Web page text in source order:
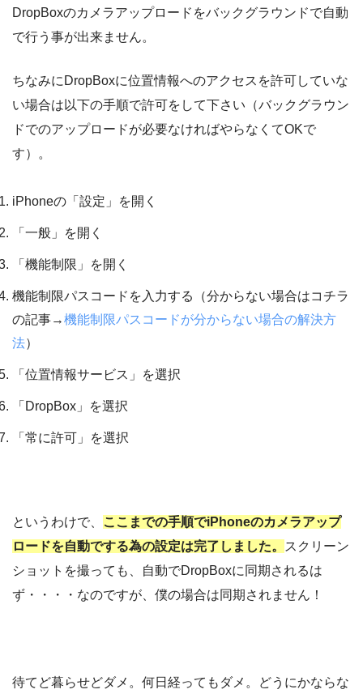
DropBoxのカメラアップロードをバックグラウンドで自動
で行う事が出来ません。
ちなみにDropBoxに位置情報へのアクセスを許可していな
い場合は以下の手順で許可をして下さい（バックグラウン
ドでのアップロードが必要なければやらなくてOKで
す）。
iPhoneの「設定」を開く
「一般」を開く
「機能制限」を開く
機能制限パスコードを入力する（分からない場合はコチラ
の記事→機能制限パスコードが分からない場合の解決方
法）
「位置情報サービス」を選択
「DropBox」を選択
「常に許可」を選択
というわけで、
ここまでの手順でiPhoneのカメラアップ
ロードを自動でする為の設定は完了しました。
スクリーン
ショットを撮っても、自動でDropBoxに同期されるは
ず・・・・なのですが、僕の場合は同期されません！
待てど暮らせどダメ。何日経ってもダメ。どうにかならな